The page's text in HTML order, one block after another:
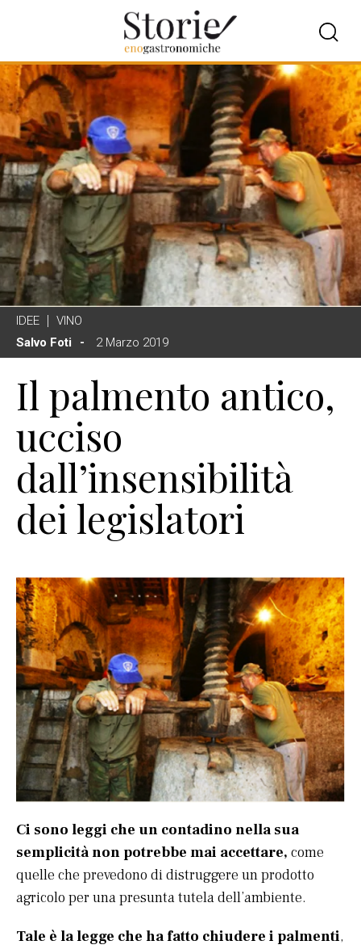
IDEE
VINO
Salvo Foti
2 Marzo 2019
Il palmento antico,
ucciso
dall’insensibilità
dei legislatori
Ci sono leggi che un contadino nella sua
semplicità non potrebbe mai accettare, come
quelle che prevedono di distruggere un prodotto
agricolo per una presunta tutela dell’ambiente.
Tale è la legge che ha fatto chiudere i palmenti,